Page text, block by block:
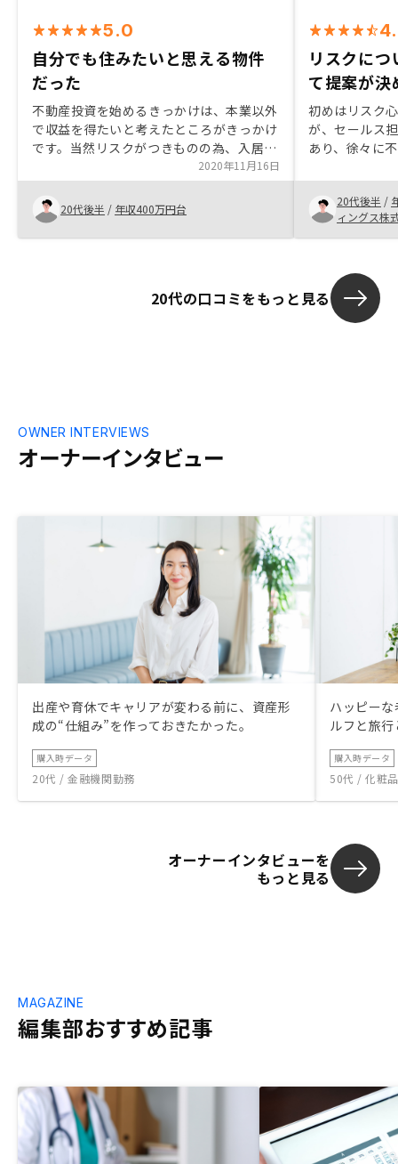
5.0
自分でも住みたいと思える物件
だった
不動産投資を始めるきっかけは、本業以外
で収益を得たいと考えたところがきっかけ
です。当然リスクがつきものの為、入居者
が見つからなかった時に、自身の負担が増
える事が不安でしたが、renosyから紹介
された物件はどれも住みたいと思えるよう
な物件であったことからその不安は解消さ
れました。不動産投資は、他人資本を利用
りとサポートしてくれたので、スムーズに
2020年11月16日
20代後半 / 年収400万円台
リスクに
て提案が決
初めはリスク
が、セールス
あり、徐々に
てきました。
資の話なども
した上で、御
い決断しまし
かったです。
ら丁寧に教え
た。
20代後半 /
ィングス株
20代の口コミをもっと見る
オーナーインタビュー
OWNER INTERVIEWS
出産や育休でキャリアが変わる前に、資産形
成の“仕組み”を作っておきたかった。
購入時データ
20代 / 金融機関勤務
ハッピー
ルフと旅
購入時データ
50代 / 化粧
オーナーインタビューを
もっと見る
編集部おすすめ記事
MAGAZINE